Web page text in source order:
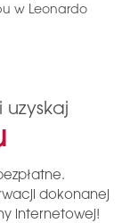
w Leonardo
uzyskaj
dokonanej
internetowej!